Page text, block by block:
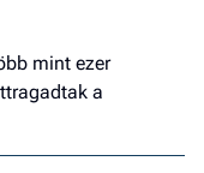
mint ezer
a